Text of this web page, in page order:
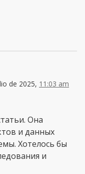
de 2025, 11:03 am
Она
и данных
Хотелось бы
и